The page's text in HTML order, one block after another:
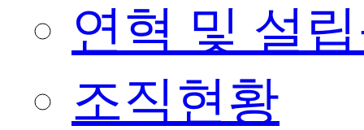
연혁 및 설
조직현황